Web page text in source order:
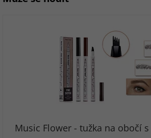
Music Flower - tužka na obočí